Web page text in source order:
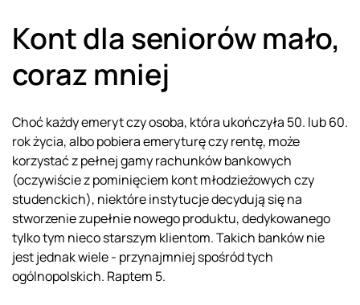
Kont dla seniorów mało,
coraz mniej
Choć każdy emeryt czy osoba, która ukończyła 50. lub 60.
rok życia, albo pobiera emeryturę czy rentę, może
korzystać z pełnej gamy rachunków bankowych
(oczywiście z pominięciem kont młodzieżowych czy
studenckich), niektóre instytucje decydują się na
stworzenie zupełnie nowego produktu, dedykowanego
tylko tym nieco starszym klientom. Takich banków nie
jest jednak wiele - przynajmniej spośród tych
ogólnopolskich. Raptem 5.